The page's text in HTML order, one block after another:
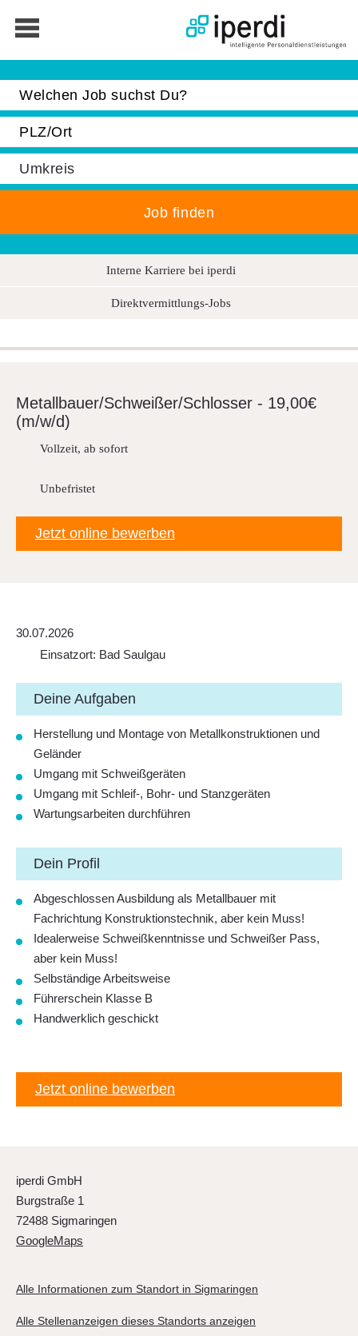
Interne Karriere bei iperdi
Direktvermittlungs-Jobs
Metall­bau­er/Schwei­ßer/Schlosser - 19,00€
(m/w/d)
Vollzeit, ab sofort
Unbefristet
Jetzt online bewerben
30.07.2026
Einsatzort: Bad Saulgau
Deine Aufgaben
Herstellung und Montage von Metallkonstruktionen und
Geländer
Umgang mit Schweißgeräten
Umgang mit Schleif-, Bohr- und Stanzgeräten
Wartungsarbeiten durchführen
Dein Profil
Abgeschlossen Ausbildung als Metallbauer mit
Fachrichtung Konstruktionstechnik, aber kein Muss!
Idealerweise Schweißkenntnisse und Schweißer Pass,
aber kein Muss!
Selbständige Arbeitsweise
Führerschein Klasse B
Handwerklich geschickt
Jetzt online bewerben
iperdi GmbH
Burgstraße 1
72488 Sigmaringen
GoogleMaps
Alle Informationen zum Standort in Sigmaringen
Alle Stellenanzeigen dieses Standorts anzeigen
Bewerber
Unternehmen
Über iperdi
Downloads
Sitemap
Datenschutz